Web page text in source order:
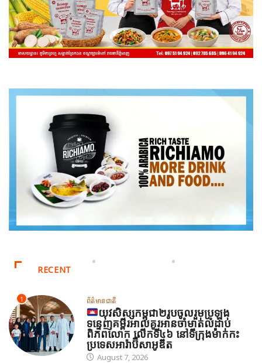
RECENT
1 ព័ត៌មានជាតិ
យុវសិស្សកម្ពុជា២រូបចូលរួមប្រឡង
ទន្ទេញគម្ពីរអាល់គូរអានចាំមាត់លំដាប់
ពិភពលោក លើកទី៤៦ នៅទីក្រុងម៉ាក់កះ
ប្រទេសអារ៉ាប៊ីសាអូឌីត
August 7, 2026